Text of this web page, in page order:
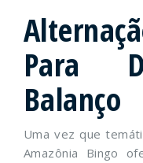
Para
Balanço
Uma vez que
Amazônia Bingo